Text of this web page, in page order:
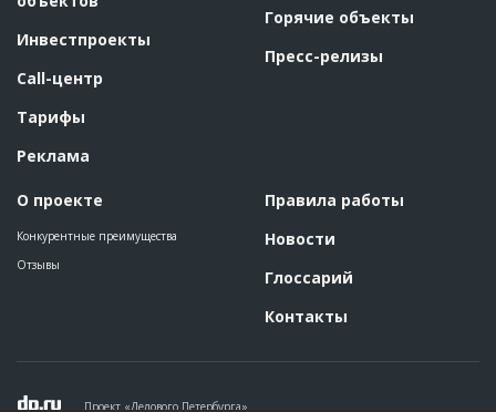
Инвестпроекты
Call-центр
Тарифы
Реклама
О проекте
Конкурентные преимущества
Отзывы
Горячие объекты
Пресс-релизы
Правила работы
Новости
Глоссарий
Контакты
Проект «Делового Петербурга»